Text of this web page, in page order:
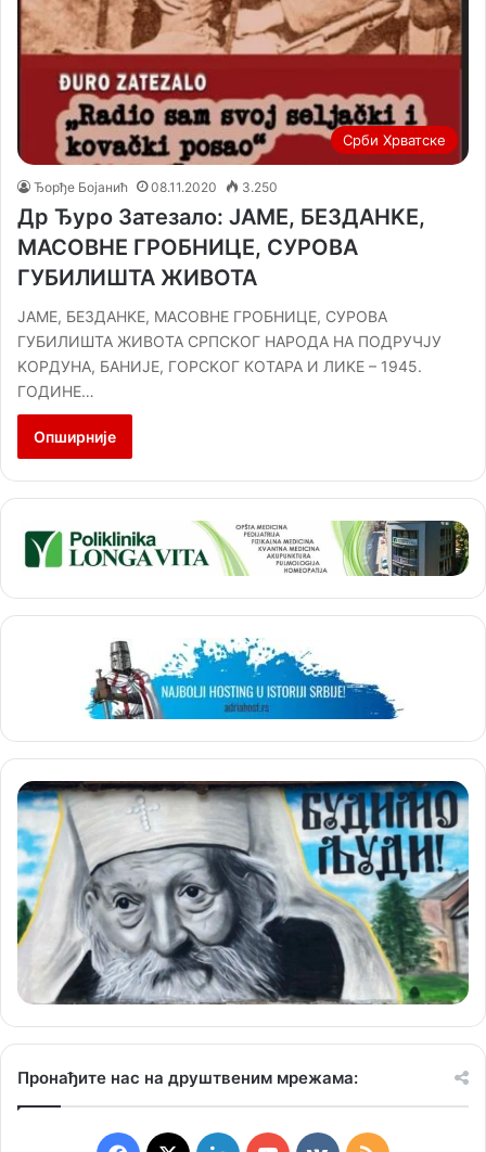
Срби Хрватске
Ђорђе Бојанић 08.11.2020 3.250
Др Ђуро Затезало: ЈАМЕ, БЕЗДАНKЕ,
МАСОВНЕ ГРОБНИЦЕ, СУРОВА
ГУБИЛИШТА ЖИВОТА
ЈАМЕ, БЕЗДАНKЕ, МАСОВНЕ ГРОБНИЦЕ, СУРОВА
ГУБИЛИШТА ЖИВОТА СРПСKОГ НАРОДА НА ПОДРУЧЈУ
KОРДУНА, БАНИЈЕ, ГОРСKОГ KОТАРА И ЛИKЕ – 1945.
ГОДИНЕ…
Опширније
Пронађите нас на друштвеним мрежама: